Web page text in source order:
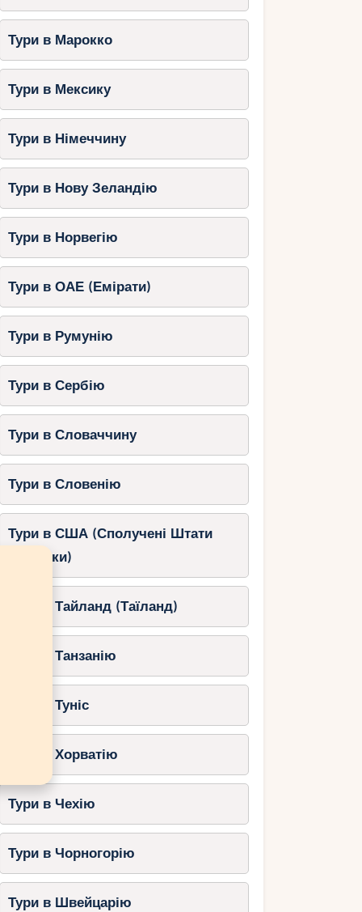
Тури в Марокко
Тури в Мексику
Тури в Німеччину
Тури в Нову Зеландію
Тури в Норвегію
Тури в ОАЕ (Емірати)
Тури в Румунію
Тури в Сербію
Тури в Словаччину
Тури в Словенію
Тури в США (Сполучені Штати
Америки)
Тури в Тайланд (Таїланд)
Тури в Танзанію
Тури в Туніс
Тури в Хорватію
Тури в Чехію
Тури в Чорногорію
Тури в Швейцарію